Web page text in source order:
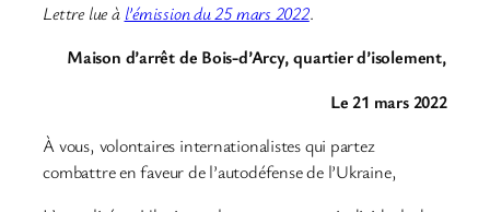
Lettre lue à l’émission du 25 mars 2022.
Maison d’arrêt de Bois-d’Arcy, quartier d’isolement,
Le 21 mars 2022
À vous, volontaires internationalistes qui partez
combattre en faveur de l’autodéfense de l’Ukraine,